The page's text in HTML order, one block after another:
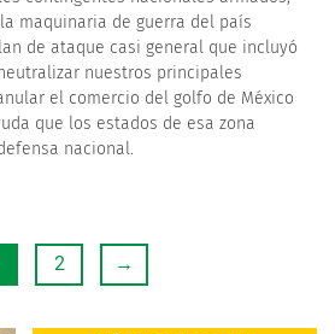
maquinaria de guerra del país
de ataque casi general que incluyó
nuestros principales
el comercio del golfo de México
que los estados de esa zona
nacional.
2 →